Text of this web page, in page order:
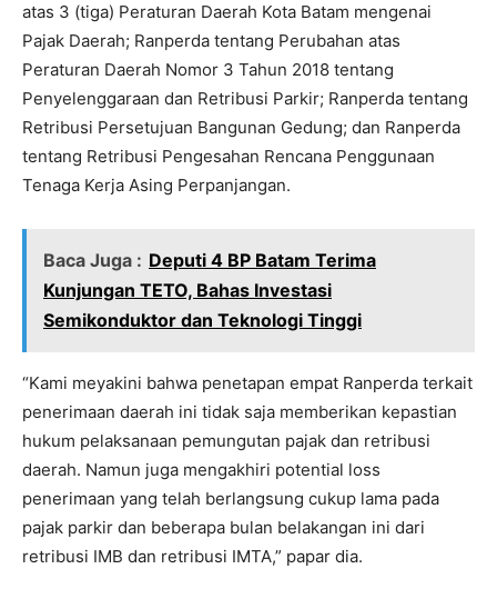
atas 3 (tiga) Peraturan Daerah Kota Batam mengenai
Pajak Daerah; Ranperda tentang Perubahan atas
Peraturan Daerah Nomor 3 Tahun 2018 tentang
Penyelenggaraan dan Retribusi Parkir; Ranperda tentang
Retribusi Persetujuan Bangunan Gedung; dan Ranperda
tentang Retribusi Pengesahan Rencana Penggunaan
Tenaga Kerja Asing Perpanjangan.
Baca Juga : Deputi 4 BP Batam Terima
Kunjungan TETO, Bahas Investasi
Semikonduktor dan Teknologi Tinggi
“Kami meyakini bahwa penetapan empat Ranperda terkait
penerimaan daerah ini tidak saja memberikan kepastian
hukum pelaksanaan pemungutan pajak dan retribusi
daerah. Namun juga mengakhiri potential loss
penerimaan yang telah berlangsung cukup lama pada
pajak parkir dan beberapa bulan belakangan ini dari
retribusi IMB dan retribusi IMTA,” papar dia.